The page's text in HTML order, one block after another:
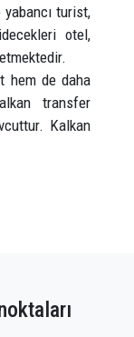
turist,
otel,
hem de daha
transfer
Kalkan
3 saat
kişiler bu